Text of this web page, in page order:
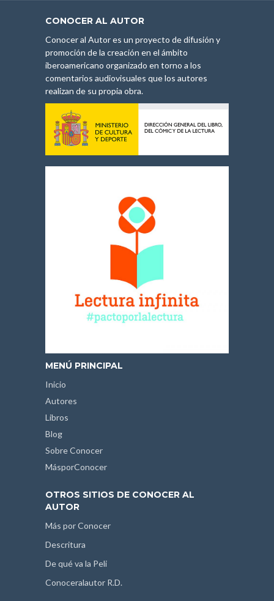
CONOCER AL AUTOR
Conocer al Autor es un proyecto de difusión y
promoción de la creación en el ámbito
iberoamericano organizado en torno a los
comentarios audiovisuales que los autores
realizan de su propia obra.
MENÚ PRINCIPAL
Inicio
Autores
Libros
Blog
Sobre Conocer
MásporConocer
OTROS SITIOS DE CONOCER AL
AUTOR
Más por Conocer
Descritura
De qué va la Peli
Conoceralautor R.D.